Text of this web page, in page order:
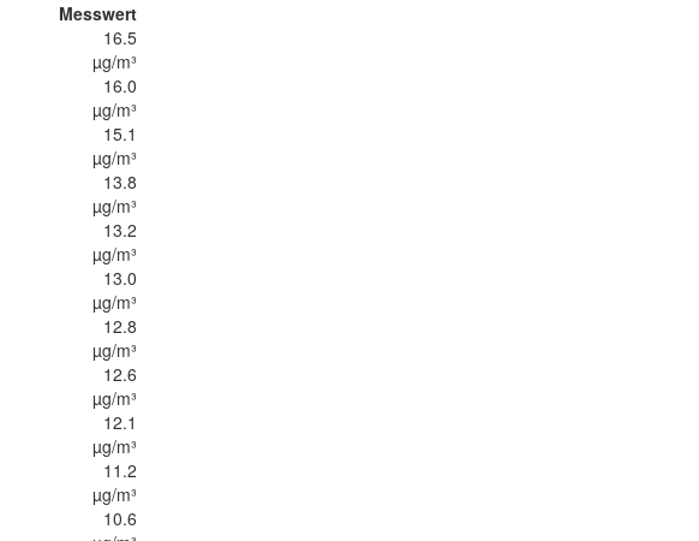
Messwert
16.5
µg/m³
16.0
µg/m³
15.1
µg/m³
13.8
µg/m³
13.2
µg/m³
13.0
µg/m³
12.8
µg/m³
12.6
µg/m³
12.1
µg/m³
11.2
µg/m³
10.6